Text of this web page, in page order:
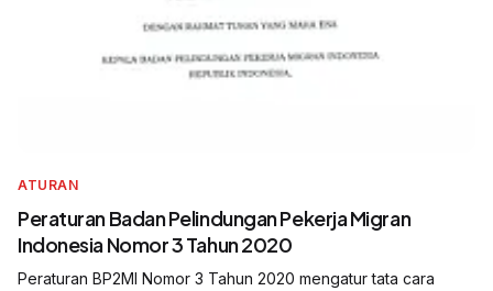
ATURAN
Peraturan Badan Pelindungan Pekerja Migran
Indonesia Nomor 3 Tahun 2020
Peraturan BP2MI Nomor 3 Tahun 2020 mengatur tata cara